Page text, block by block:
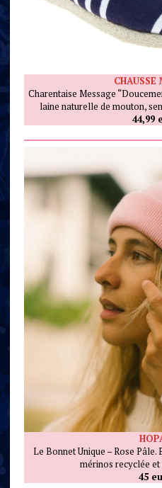
Charentaise Message
laine naturelle de mouton,
44,99
Le Bonnet Unique – Rose
mérinos recyclée
45